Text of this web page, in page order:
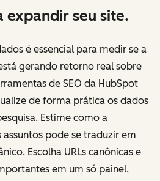
expandir seu site.
é essencial para medir se a
gerando retorno real sobre
de SEO da HubSpot
de forma prática os dados
Estime como a
pode se traduzir em
Escolha URLs canônicas e
em um só painel.